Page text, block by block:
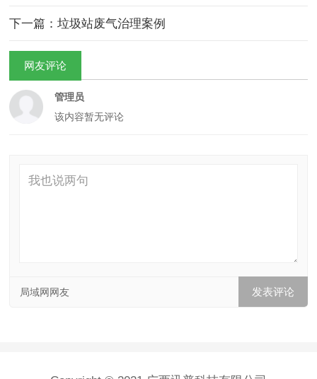
下一篇：垃圾站废气治理案例
网友评论
管理员
该内容暂无评论
局域网网友